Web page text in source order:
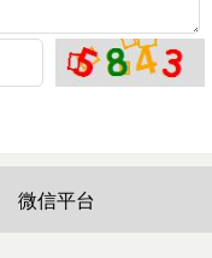
微信平台